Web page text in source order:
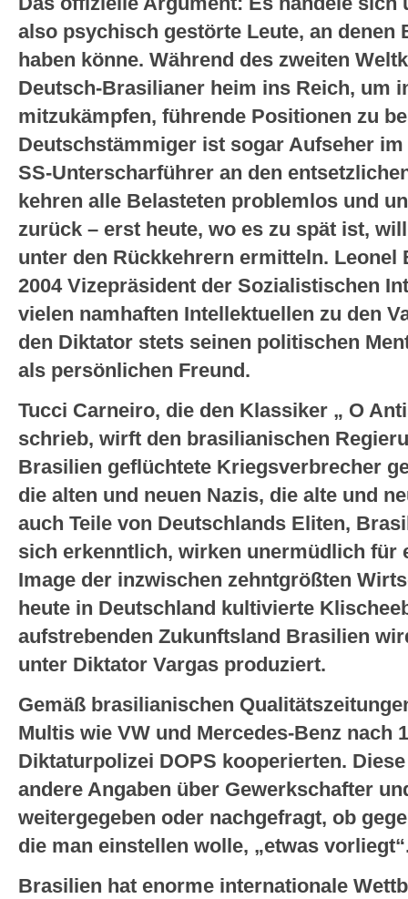
also psychisch gestörte Leute, an denen
haben könne. Während des zweiten
Deutsch-Brasilianer heim ins Reich, um
mitzukämpfen, führende Positionen zu
Deutschstämmiger ist sogar Aufseher
SS-Unterscharführer an den
kehren alle Belasteten problemlos und
zurück – erst heute, wo es zu spät ist,
unter den Rückkehrern ermitteln. Leonel
2004 Vizepräsident der Sozialistischen
vielen namhaften Intellektuellen zu den
den Diktator stets seinen politischen
als persönlichen Freund.
Tucci Carneiro, die den Klassiker „ O
schrieb, wirft den brasilianischen
Brasilien geflüchtete Kriegsverbrecher
die alten und neuen Nazis, die alte und
auch Teile von Deutschlands Eliten,
sich erkenntlich, wirken unermüdlich für
Image der inzwischen zehntgrößten
heute in Deutschland kultivierte
aufstrebenden Zukunftsland Brasilien
unter Diktator Vargas produziert.
Gemäß brasilianischen
Multis wie VW und Mercedes-Benz nach
Diktaturpolizei DOPS kooperierten.
andere Angaben über Gewerkschafter
weitergegeben oder nachgefragt, ob
die man einstellen wolle, „etwas
Brasilien hat enorme internationale